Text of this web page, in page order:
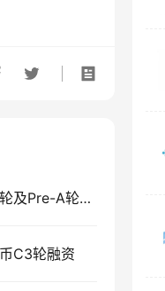
默达生物（Meta Bio）完成上亿元种子轮及Pre-A轮融资
C3轮融资